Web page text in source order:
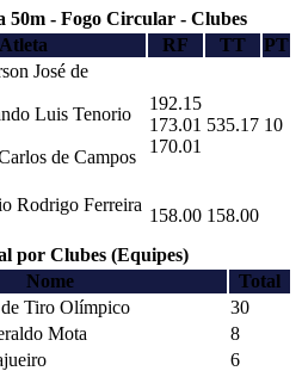
- Fogo Circular - Clubes
Atleta RF TT PT
José de
Luis Tenorio
de Campos
192.15
173.01
170.01
535.17 10
Rodrigo Ferreira
158.00 158.00
por Clubes (Equipes)
Nome
Total
Tiro Olímpico
30
Mota
8
6